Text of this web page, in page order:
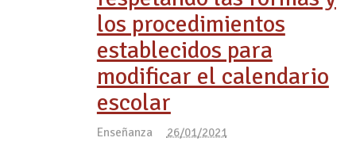
los procedimientos
establecidos para
modificar el calendario
escolar
Enseñanza 26/01/2021